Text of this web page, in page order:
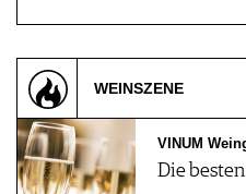
WEINSZENE
VINUM
Die